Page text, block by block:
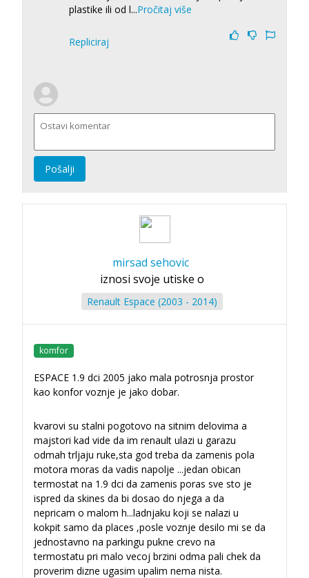
plastike ili od l...Pročitaj više
Repliciraj
Pošalji
mirsad sehovic
iznosi svoje utiske o
Renault Espace (2003 - 2014)
komfor
ESPACE 1.9 dci 2005 jako mala potrosnja prostor
kao konfor voznje je jako dobar.
kvarovi su stalni pogotovo na sitnim delovima a
majstori kad vide da im renault ulazi u garazu
odmah trljaju ruke,sta god treba da zamenis pola
motora moras da vadis napolje ...jedan obican
termostat na 1.9 dci da zamenis poras sve sto je
ispred da skines da bi dosao do njega a da
nepricam o malom h...ladnjaku koji se nalazi u
kokpit samo da places ,posle voznje desilo mi se da
jednostavno na parkingu pukne crevo na
termostatu pri malo vecoj brzini odma pali chek da
proverim dizne ugasim upalim nema nista.